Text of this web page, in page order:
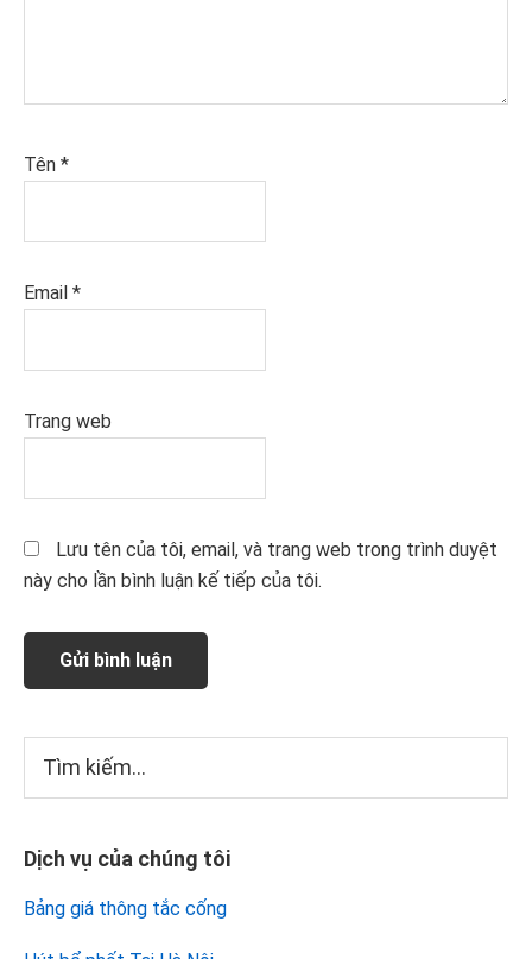
Tên *
Email *
Trang web
Lưu tên của tôi, email, và trang web trong trình duyệt
này cho lần bình luận kế tiếp của tôi.
Sidebar
chính
kiếm...
Dịch vụ của chúng tôi
Bảng giá thông tắc cống